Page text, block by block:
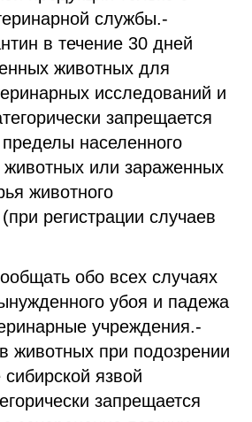
службы.-
в течение 30 дней
животных для
исследований и
запрещается
населенного
животных или зараженных
животного
регистрации случаев
обо всех случаях
убоя и падежа
учреждения.-
животных при подозрении
язвой
запрещается